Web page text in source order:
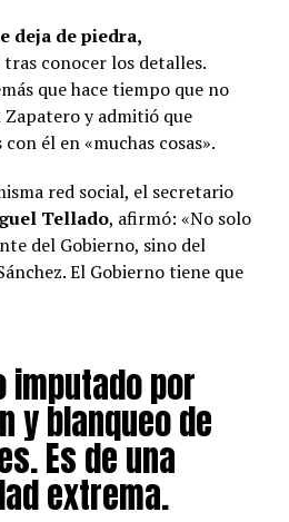
deja de piedra,
conocer los detalles.
que hace tiempo que no
y admitió que
él en «muchas cosas».
red social, el secretario
Tellado, afirmó: «No solo
del Gobierno, sino del
El Gobierno tiene que
imputado por
y blanqueo de
Es de una
extrema.